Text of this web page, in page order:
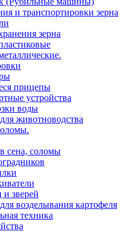
и транспортировки зерна
зерна
прицепы
устройства
воды
животноводства
сена, соломы
зверей
возделывания картофеля
техника